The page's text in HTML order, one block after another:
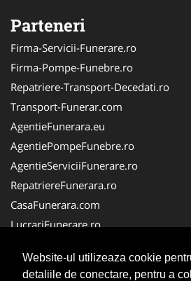
Website-ul utilizeaza cookie
detaliile de conectare, pentru a
Parteneri
Firma-Servicii-Funerare.ro
Firma-Pompe-Funebre.ro
Repatriere-Transport-Decedati.ro
Transport-Funerar.com
AgentieFunerara.eu
AgentiePompeFunebre.ro
AgentieServiciiFunerare.ro
RepatriereFunerara.ro
CasaFunerara.com
LucrariFunerare.ro
ParastasesiPomeni.ro